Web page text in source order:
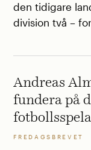
den tidigare
division två –
Andreas
fundera på
FREDAGSBREVET